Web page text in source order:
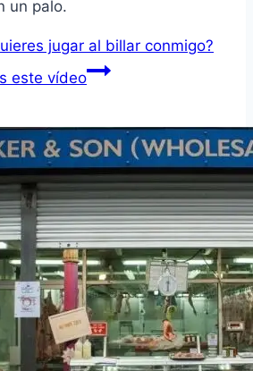
un palo.
jugar al billar conmigo?
este vídeo